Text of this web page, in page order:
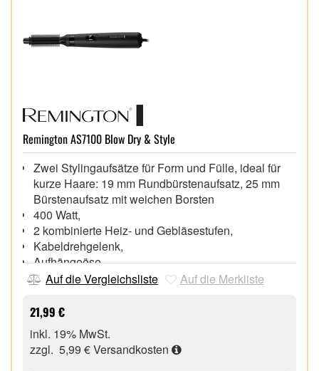
Remington AS7100 Blow Dry & Style
Zwei Stylingaufsätze für Form und Fülle, ideal für
kurze Haare: 19 mm Rundbürstenaufsatz, 25 mm
Bürstenaufsatz mit weichen Borsten
400 Watt,
2 kombinierte Heiz- und Gebläsestufen,
Kabeldrehgelenk,
Aufhängeöse,
Auf die Vergleichsliste
Auf die Merkliste
21,99 €
inkl. 19% MwSt.
zzgl. 5,99 €Versandkosten